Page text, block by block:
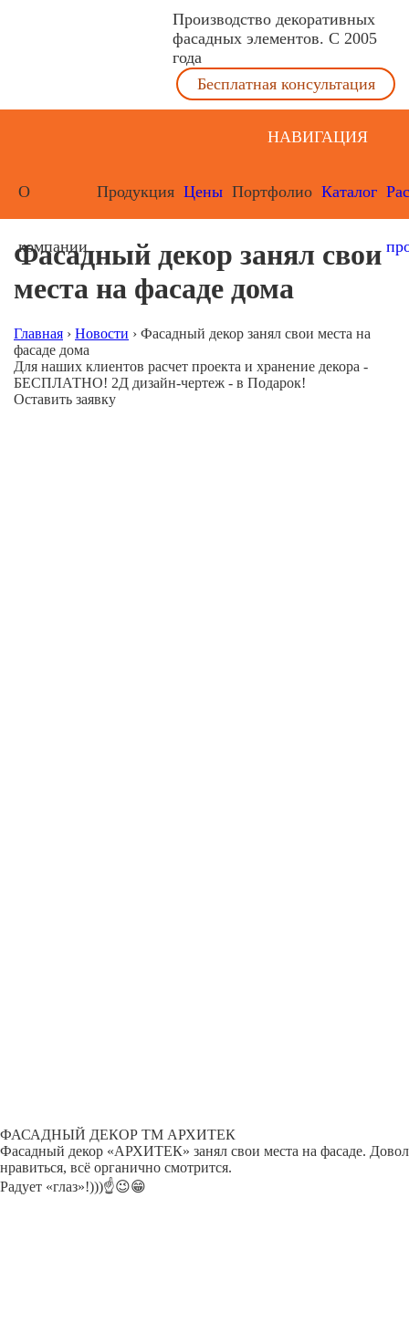
Производство декоративных
фасадных элементов. С 2005
года
Бесплатная консультация
НАВИГАЦИЯ
О
компании
Продукция Цены Портфолио Каталог
Фасадный декор занял свои
места на фасаде дома
Главная › Новости › Фасадный декор занял свои места на
фасаде дома
Для наших клиентов расчет проекта и хранение декора -
БЕСПЛАТНО! 2Д дизайн-чертеж - в Подарок!
Оставить заявку
ФАСАДНЫЙ ДЕКОР ТМ АРХИТЕК
Фасадный декор «АРХИТЕК» занял свои места на фасаде.
нравиться, всё органично смотрится.
Радует «глаз»!)))☝😉😁